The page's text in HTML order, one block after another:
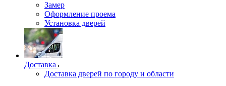
Замер
Оформление проема
Установка дверей
Доставка
Доставка дверей по городу и области